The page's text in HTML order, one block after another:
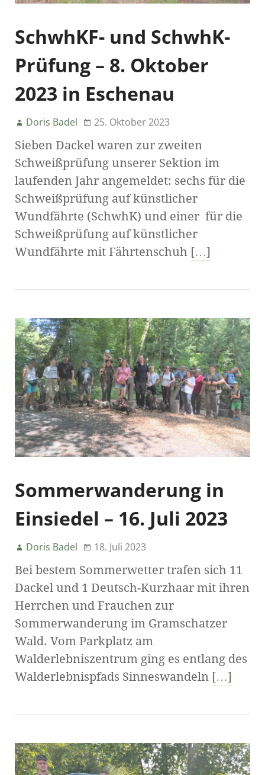
SchwhKF- und SchwhK-
Prüfung – 8. Oktober
2023 in Eschenau
Doris Badel 25. Oktober 2023
Sieben Dackel waren zur zweiten
Schweißprüfung unserer Sektion im
laufenden Jahr angemeldet: sechs für die
Schweißprüfung auf künstlicher
Wundfährte (SchwhK) und einer für die
Schweißprüfung auf künstlicher
Wundfährte mit Fährtenschuh […]
Sommerwanderung in
Einsiedel – 16. Juli 2023
Doris Badel 18. Juli 2023
Bei bestem Sommerwetter trafen sich 11
Dackel und 1 Deutsch-Kurzhaar mit ihren
Herrchen und Frauchen zur
Sommerwanderung im Gramschatzer
Wald. Vom Parkplatz am
Walderlebniszentrum ging es entlang des
Walderlebnispfads Sinneswandeln […]